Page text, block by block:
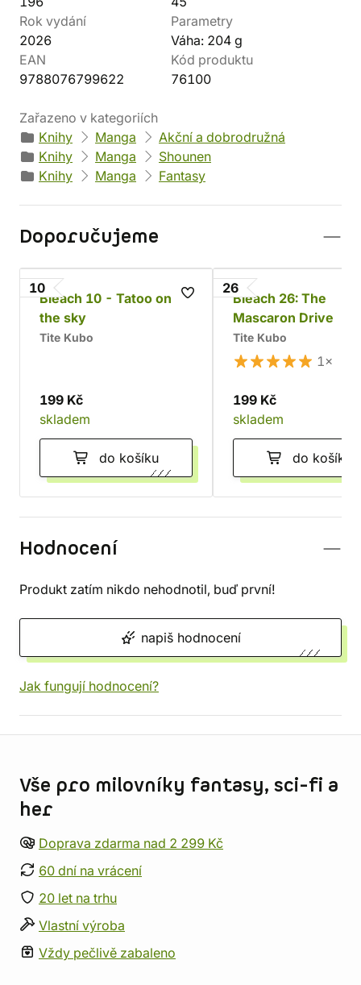
Rok vydání
2026
Parametry
Váha: 204 g
EAN
9788076799622
Kód produktu
76100
Zařazeno v kategoriích
Knihy
Manga
Akční a dobrodružná
Knihy
Manga
Shounen
Knihy
Manga Fantasy
Doporučujeme
10
Bleach 10 - Tatoo on
the sky
Tite Kubo
199 Kč
skladem
do košíku
26
Bleach 26: The
Mascaron Drive
Tite Kubo
1×
199 Kč
skladem
do košíku
Hodnocení
Produkt zatím nikdo nehodnotil, buď první!
napiš hodnocení
Jak fungují hodnocení?
Vše pro milovníky fantasy, sci-fi a
her
Doprava zdarma nad 2 299 Kč
60 dní na vrácení
20 let na trhu
Vlastní výroba
Vždy pečlivě zabaleno